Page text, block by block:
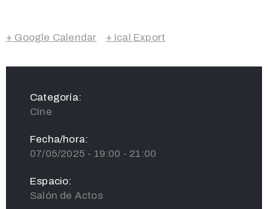
+ Google Calendar + Ical Export
Categoría:
Cine
Fecha/hora:
07/05/2025 - 19:00 - 21:00
Espacio:
Salón de Actos